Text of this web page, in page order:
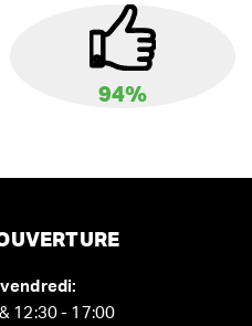
94%
12:30 - 17:00